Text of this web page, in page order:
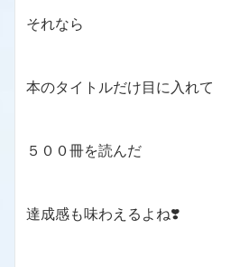
それなら
本のタイトルだけ目に入れて
５００冊を読んだ
達成感も味わえるよね❣️